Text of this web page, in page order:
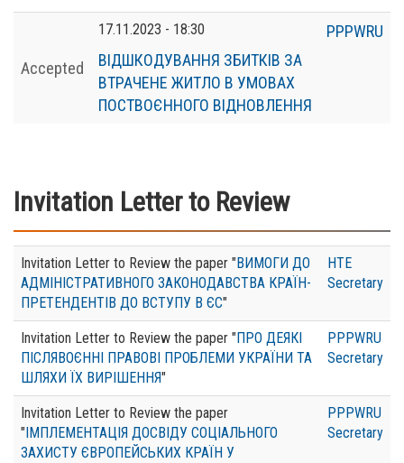
Accepted
17.11.2023 - 18:30
ВІДШКОДУВАННЯ ЗБИТКІВ ЗА
ВТРАЧЕНЕ ЖИТЛО В УМОВАХ
ПОСТВОЄННОГО ВІДНОВЛЕННЯ
PPPWRU
Invitation Letter to Review
Invitation Letter to Review the paper "ВИМОГИ ДО
АДМІНІСТРАТИВНОГО ЗАКОНОДАВСТВА КРАЇН-
ПРЕТЕНДЕНТІВ ДО ВСТУПУ В ЄС"
HTE
Secretary
Invitation Letter to Review the paper "ПРО ДЕЯКІ
ПІСЛЯВОЄННІ ПРАВОВІ ПРОБЛЕМИ УКРАЇНИ ТА
ШЛЯХИ ЇХ ВИРІШЕННЯ"
PPPWRU
Secretary
Invitation Letter to Review the paper
"ІМПЛЕМЕНТАЦІЯ ДОСВІДУ СОЦІАЛЬНОГО
ЗАХИСТУ ЄВРОПЕЙСЬКИХ КРАЇН У
PPPWRU
Secretary